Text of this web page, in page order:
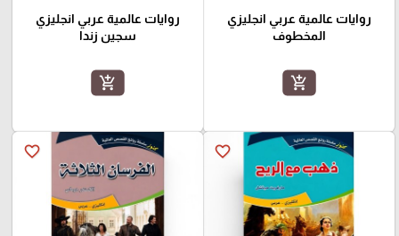
روايات عالمية عربي انجليزي
المخطوف
add_shopping_cart
روايات عالمية عربي انجليزي
سجين زندا
add_shopping_cart
favorite_border
favorite_border